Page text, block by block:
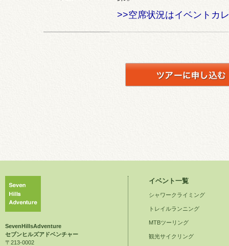
>>空席状況はイベントカ
SevenHillsAdventure
セブンヒルズアドベンチャー
〒213-0002
イベント一覧
シャワークライミング
トレイルランニング
MTBツーリング
観光サイクリング